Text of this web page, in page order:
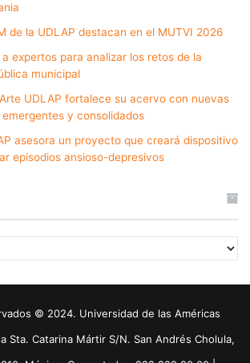
de la UDLAP destacan en el MUTVI 2026
expertos para analizar los retos de la
municipal
UDLAP fortalece su acervo con nuevas
y consolidados
asesora un proyecto que creará dispositivo
episodios ansioso-depresivos
© 2024. Universidad de las Américas
Sta. Catarina Mártir S/N. San Andrés Cholula,